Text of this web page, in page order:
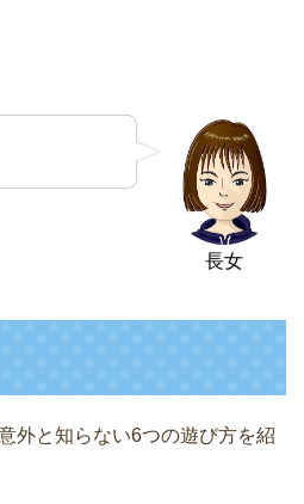
長女
外と知らない6つの遊び方を紹